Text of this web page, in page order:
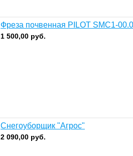
Фреза почвенная PILOT SMC1-
1 500,00 руб.
Снегоуборщик "Агрос"
2 090,00 руб.